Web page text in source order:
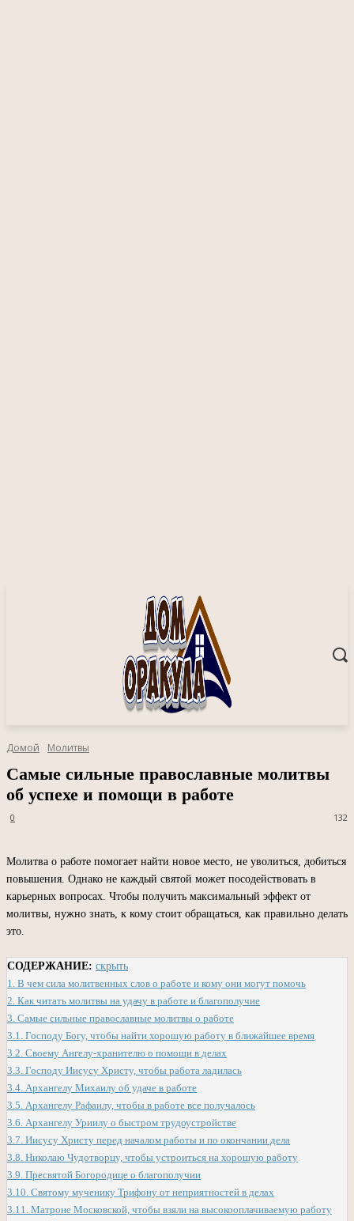
Домой Молитвы
Самые сильные православные молитвы
об успехе и помощи в работе
132
0
Молитва о работе помогает найти новое место, не уволиться, добиться
повышения. Однако не каждый святой может посодействовать в
карьерных вопросах. Чтобы получить максимальный эффект от
молитвы, нужно знать, к кому стоит обращаться, как правильно делать
это.
СОДЕРЖАНИЕ: скрыть
1. В чем сила молитвенных слов о работе и кому они могут помочь
2. Как читать молитвы на удачу в работе и благополучие
3. Самые сильные православные молитвы о работе
3.1. Господу Богу, чтобы найти хорошую работу в ближайшее время
3.2. Своему Ангелу-хранителю о помощи в делах
3.3. Господу Иисусу Христу, чтобы работа ладилась
3.4. Архангелу Михаилу об удаче в работе
3.5. Архангелу Рафаилу, чтобы в работе все получалось
3.6. Архангелу Уриилу о быстром трудоустройстве
3.7. Иисусу Христу перед началом работы и по окончании дела
3.8. Николаю Чудотворцу, чтобы устроиться на хорошую работу
3.9. Пресвятой Богородице о благополучии
3.10. Святому мученику Трифону от неприятностей в делах
3.11. Матроне Московской, чтобы взяли на высокооплачиваемую работу